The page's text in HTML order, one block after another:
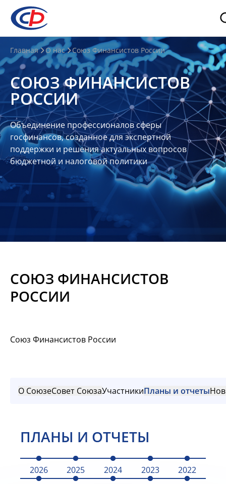
О
нас
О
СФР
Совет
Союза
Участники
Планы
отчеты
Контакты
Материалы
Главная О нас Союз Финансистов России
СОЮЗ ФИНАНСИСТОВ
РОССИИ
Объединение профессионалов сферы
госфинансов, созданное для экспертной
поддержки и решения актуальных вопросов
бюджетной и налоговой политики
СОЮЗ ФИНАНСИСТОВ
РОССИИ
Союз Финансистов России
О СоюзеСовет СоюзаУчастникиПланы и отчеты
ПЛАНЫ И ОТЧЕТЫ
2026 2025 2024 2023
2022